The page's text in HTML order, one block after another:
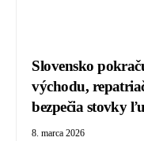
Slovensko
východu,
bezpečia stovky
8. marca 2026